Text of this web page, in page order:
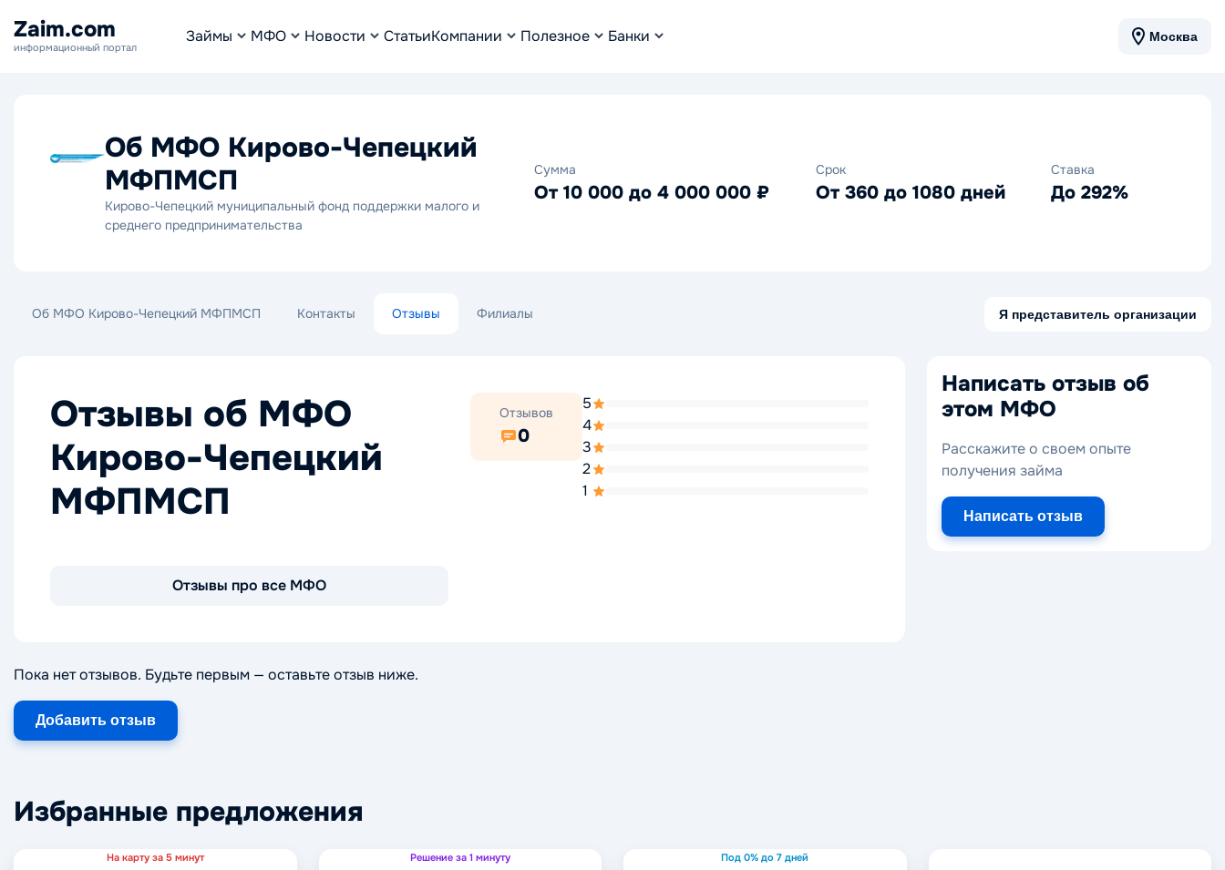
Zaim.com
информационный портал
Займы МФО Новости СтатьиКомпании Полезное Банки Москва
Об МФО Кирово-Чепецкий
МФПМСП
Кирово-Чепецкий муниципальный фонд поддержки малого и
среднего предпринимательства
Сумма
От 10 000 до 4 000 000 ₽
Срок
От 360 до 1080 дней
Ставка
До 292%
Об МФО Кирово-Чепецкий МФПМСП Контакты Отзывы Филиалы Я представитель организации
Отзывы об МФО
Кирово-Чепецкий
МФПМСП
Отзывы про все МФО
Отзывов
0
5
4
3
2
1
Пока нет отзывов. Будьте первым — оставьте отзыв ниже.
Добавить отзыв
Написать отзыв об
этом МФО
Расскажите о своем опыте
получения займа
Написать отзыв
Избранные предложения
На карту за 5 минут Решение за 1 минуту Под 0% до 7 дней